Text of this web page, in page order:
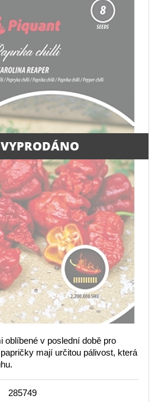
oblíbené v poslední době pro
mají určitou pálivost, která
285749